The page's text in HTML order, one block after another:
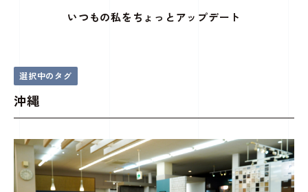
いつもの私をちょっとアップデート
ことことじかん(コラム)
選択中のタグ
沖縄